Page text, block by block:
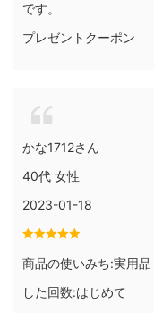
です。
プレゼントクーポン
かな1712さん
40代 女性
2023-01-18
商品の使いみち:実用
した回数:はじめて